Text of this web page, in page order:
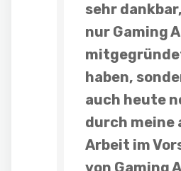
sehr
nur Gaming
haben,
auch heute
durch meine
Arbeit im